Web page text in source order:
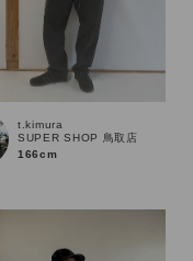
KIDS
t.kimura
SUPER SHOP 鳥取店
166cm